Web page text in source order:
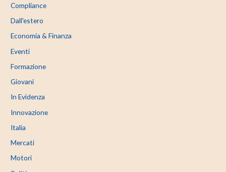
Compliance
Dall'estero
Economia & Finanza
Eventi
Formazione
Giovani
In Evidenza
Innovazione
Italia
Mercati
Motori